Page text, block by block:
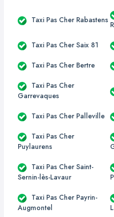
Taxi Pas Cher Rabastens
Taxi Pas Cher Saix 81
Taxi Pas Cher Bertre
Taxi Pas Cher
Garrevaques
Taxi Pas Cher Palleville
Taxi Pas Cher
Puylaurens
Taxi Pas Cher Saint-
Sernin-lès-Lavaur
Taxi Pas Cher Payrin-
Augmontel